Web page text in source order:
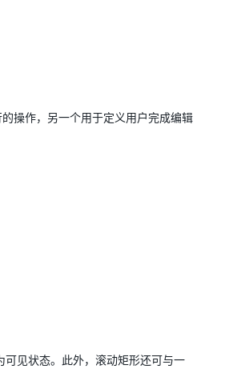
操作，另一个用于定义用户完成编辑
见状态。此外，滚动矩形还可与一